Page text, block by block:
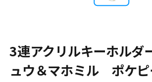
3連アクリルキーホル
ュウ＆マホミル ポケピ